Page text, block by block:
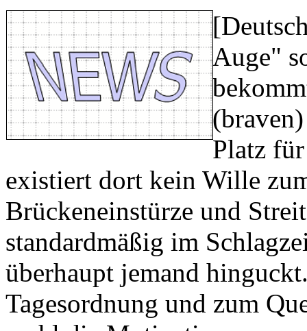
Auge"
Platz
existiert dort kein Wille
Brückeneinstürze und
standardmäßig im
überhaupt jemand
Tagesordnung und zum